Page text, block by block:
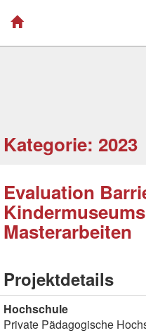
Kategorie: 2023
Evaluation
Masterarbeiten
Projektdetails
Hochschule
Private Pädagogische